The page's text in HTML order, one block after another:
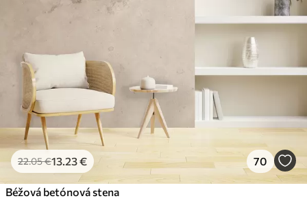
22.05€13.23€ 70
Béžová betónová stena